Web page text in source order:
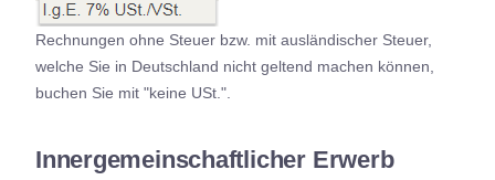
Rechnungen ohne Steuer bzw. mit ausländischer Steuer,
welche Sie in Deutschland nicht geltend machen können,
buchen Sie mit "keine USt.".
Innergemeinschaftlicher Erwerb